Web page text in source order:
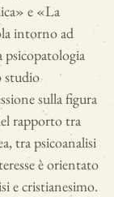
e «La
intorno ad
psicopatologia
studio
sulla figura
rapporto tra
tra psicoanalisi
è orientato
e cristianesimo.